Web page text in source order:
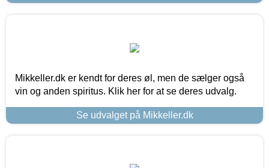
Mikkeller.dk er kendt for deres øl, men de sælger også
vin og anden spiritus. Klik her for at se deres udvalg.
Se udvalget på Mikkeller.dk